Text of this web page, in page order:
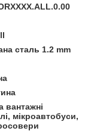
сталь 1.2 mm
вантажні
мікроавтобуси,